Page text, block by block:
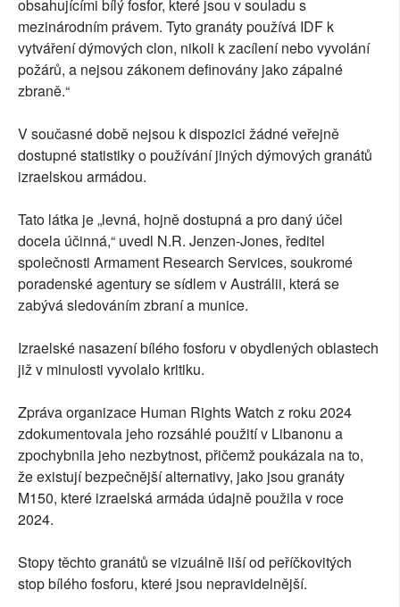
obsahujícími bílý fosfor, které jsou v souladu s
mezinárodním právem. Tyto granáty používá IDF k
vytváření dýmových clon, nikoli k zacílení nebo vyvolání
požárů, a nejsou zákonem definovány jako zápalné
zbraně.“
V současné době nejsou k dispozici žádné veřejně
dostupné statistiky o používání jiných dýmových granátů
izraelskou armádou.
Tato látka je „levná, hojně dostupná a pro daný účel
docela účinná,“ uvedl N.R. Jenzen-Jones, ředitel
společnosti Armament Research Services, soukromé
poradenské agentury se sídlem v Austrálii, která se
zabývá sledováním zbraní a munice.
Izraelské nasazení bílého fosforu v obydlených oblastech
již v minulosti vyvolalo kritiku.
Zpráva organizace Human Rights Watch z roku 2024
zdokumentovala jeho rozsáhlé použití v Libanonu a
zpochybnila jeho nezbytnost, přičemž poukázala na to,
že existují bezpečnější alternativy, jako jsou granáty
M150, které izraelská armáda údajně použila v roce
2024.
Stopy těchto granátů se vizuálně liší od peříčkovitých
stop bílého fosforu, které jsou nepravidelnější.